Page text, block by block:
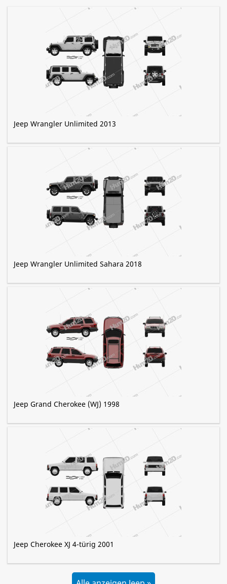
Jeep Wrangler Unlimited 2013
Jeep Wrangler Unlimited Sahara 2018
Jeep Grand Cherokee (WJ) 1998
Jeep Cherokee XJ 4-türig 2001